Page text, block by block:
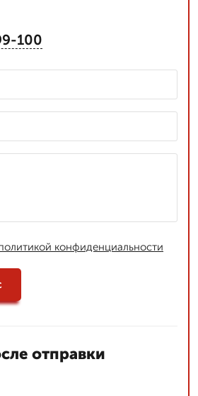
100
конфиденциальности
отправки